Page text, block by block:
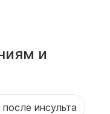
и
инсульта